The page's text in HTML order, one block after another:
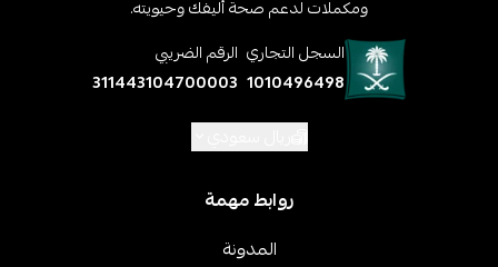
ومكملات لدعم صحة أليفك وحيويته.
السجل التجاري
1010496498
الرقم الضريبي
311443104700003
روابط مهمة
المدونة